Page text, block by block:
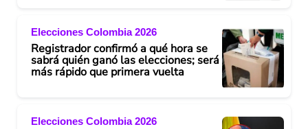
Elecciones Colombia 2026
Registrador confirmó a qué hora se
sabrá quién ganó las elecciones; será
más rápido que primera vuelta
Elecciones Colombia 2026